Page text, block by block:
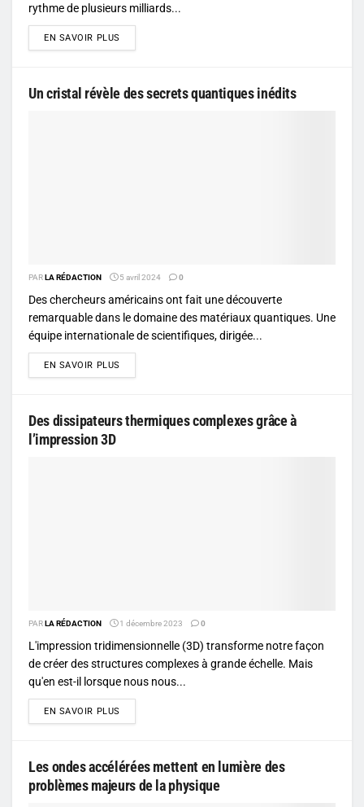
rythme de plusieurs milliards...
EN SAVOIR PLUS
Un cristal révèle des secrets quantiques inédits
PARLA RÉDACTION 5 avril 2024 0
Des chercheurs américains ont fait une découverte
remarquable dans le domaine des matériaux quantiques. Une
équipe internationale de scientifiques, dirigée...
EN SAVOIR PLUS
Des dissipateurs thermiques complexes grâce à
l’impression 3D
PARLA RÉDACTION 1 décembre 2023 0
L'impression tridimensionnelle (3D) transforme notre façon
de créer des structures complexes à grande échelle. Mais
qu'en est-il lorsque nous nous...
EN SAVOIR PLUS
Les ondes accélérées mettent en lumière des
problèmes majeurs de la physique